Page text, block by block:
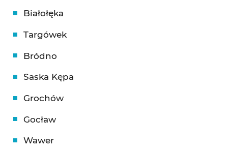
Białołęka
Targówek
Bródno
Saska Kępa
Grochów
Gocław
Wawer